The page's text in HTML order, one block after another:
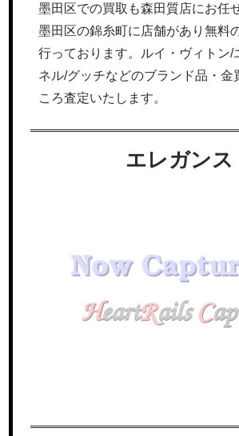
墨田区での買取も森田質店にお任
墨田区の錦糸町に店舗があり無料
行っております。ルイ・ヴィトン/
ネル/グッチなどのブランド品・金
ころ査定いたします。
エレガンス